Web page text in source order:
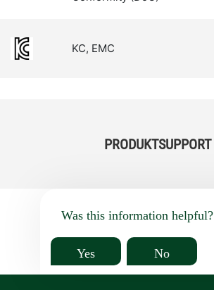
KC, EMC
PRODUKTSUPPORT
Was this information helpful?
Yes No